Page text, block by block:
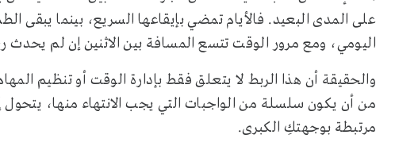
على المدى البعيد. فالأيام تمضي بإيقاعها السريع، بينما يبقى
اليومي، ومع مرور الوقت تتسع المسافة بين الاثنين إن لم يحدث
والحقيقة أن هذا الربط لا يتعلق فقط بإدارة الوقت أو تنظيم
من أن يكون سلسلة من الواجبات التي يجب الانتهاء منها،
مرتبطة بوجهتكِ الكبرى.